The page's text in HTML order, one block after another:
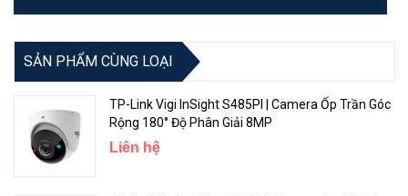
Pin sạc lại lâu dài -Không có nắng? Không vấn đề gì - pin sạc lại
ngày chỉ với một lần sạc, đảm bảo hoạt động không bị gián đoạn.
SẢN PHẨM CÙNG LOẠI
TP-Link Vigi InSight S485PI | Camera Ốp Trần Góc
Rộng 180° Độ Phân Giải 8MP
Liên hệ